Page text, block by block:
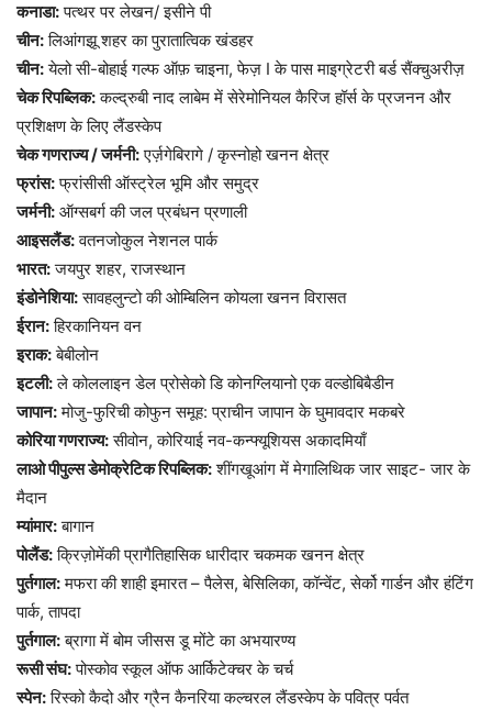
कनाडा:पत्थर पर लेखन/ इसीने पी
चीन:लिआंगझू शहर का पुरातात्विक खंडहर
चीन:येलो सी-बोहाई गल्फ ऑफ़ चाइना, फेज़ I के पास माइग्रेटरी बर्ड सैंक्चुअरीज़
चेक रिपब्लिक:कल्द्रुबी नाद लाबेम में सेरेमोनियल कैरिज हॉर्स के प्रजनन और
प्रशिक्षण के लिए लैंडस्केप
चेक गणराज्य / जर्मनी:एर्ज़गेबिरागे / कृस्नोहो खनन क्षेत्र
फ्रांस:फ्रांसीसी ऑस्ट्रेल भूमि और समुद्र
जर्मनी: ऑग्सबर्ग की जल प्रबंधन प्रणाली
आइसलैंड:वतनजोकुल नेशनल पार्क
भारत:जयपुर शहर, राजस्थान
इंडोनेशिया:सावहलुन्टो की ओम्बिलिन कोयला खनन विरासत
ईरान:हिरकानियन वन
इराक:बेबीलोन
इटली:ले कोललाइन डेल प्रोसेको डि कोनग्लियानो एक वल्डोबिबैडीन
जापान:मोजु-फुरिची कोफुन समूह: प्राचीन जापान के घुमावदार मकबरे
कोरिया गणराज्य:सीवोन, कोरियाई नव-कन्फ्यूशियस अकादमियाँ
लाओ पीपुल्स डेमोक्रेटिक रिपब्लिक:शींगखूआंग में मेगालिथिक जार साइट- जार के
मैदान
म्यांमार:बागान
पोलैंड:क्रिज़ोमेंकी प्रागैतिहासिक धारीदार चकमक खनन क्षेत्र
पुर्तगाल:मफरा की शाही इमारत – पैलेस, बेसिलिका, कॉन्वेंट, सेर्को गार्डन और हंटिंग
पार्क, तापदा
पुर्तगाल:ब्रागा में बोम जीसस डू मोंटे का अभयारण्य
रूसी संघ:पोस्कोव स्कूल ऑफ आर्किटेक्चर के चर्च
स्पेन:रिस्को कैदो और ग्रैन कैनरिया कल्चरल लैंडस्केप के पवित्र पर्वत